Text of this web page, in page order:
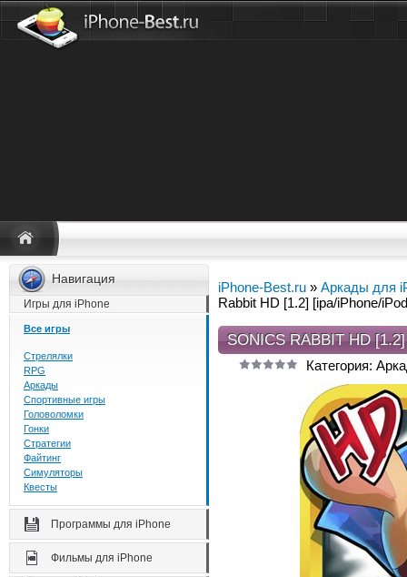
Навигация
Игры для iPhone
Все игры
Стрелялки
RPG
Аркады
Спортивные игры
Головоломки
Гонки
Стратегии
Файтинг
Симуляторы
Квесты
Программы для iPhone
Фильмы для iPhone
iPhone-Best.ru » Аркады для
Rabbit HD [1.2] [ipa/iPhone/
SONICS RABBIT HD
Категория: